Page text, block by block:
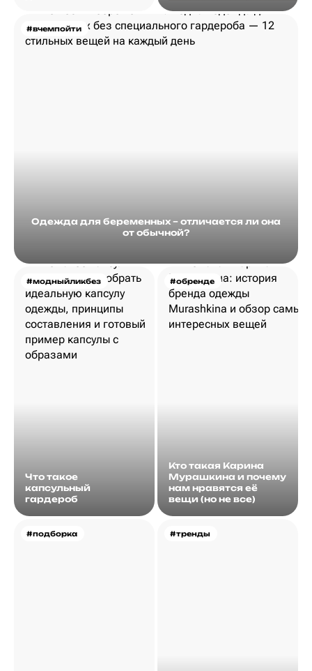
#вчемпойти
Одежда для беременных – отличается ли она
от обычной?
#модныйликбез
Что такое
капсульный
гардероб
#обренде
Кто такая Карина
Мурашкина и почему
нам нравятся её
вещи (но не все)
#подборка #тренды